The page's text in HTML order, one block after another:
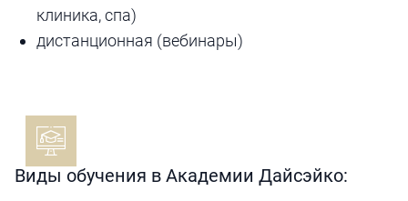
клиника, спа)
дистанционная (вебинары)
Виды обучения в Академии Дайсэйко: